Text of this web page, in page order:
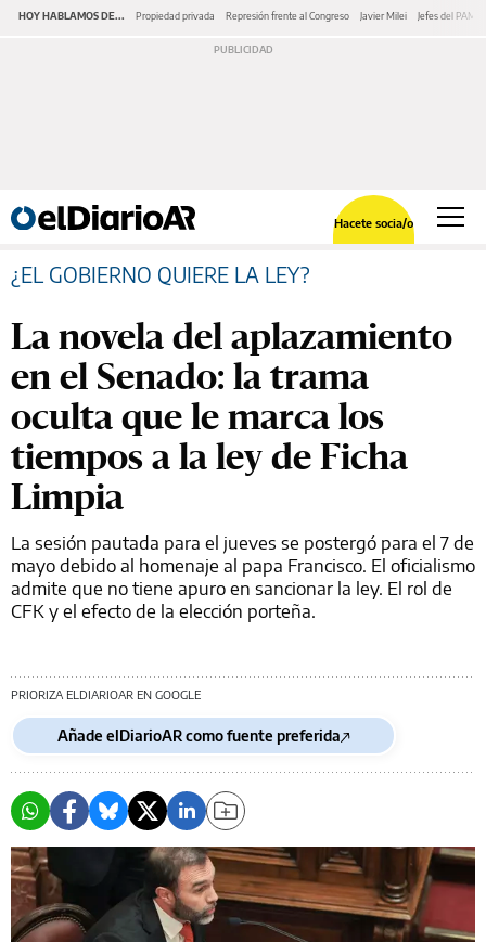
HOY HABLAMOS DE... Propiedad privada Represión frente al Congreso Javier Milei Jefes del PAMI
Hacete socia/o
¿EL GOBIERNO QUIERE LA LEY?
La novela del aplazamiento
en el Senado: la trama
oculta que le marca los
tiempos a la ley de Ficha
Limpia
La sesión pautada para el jueves se postergó para el 7 de
mayo debido al homenaje al papa Francisco. El oficialismo
admite que no tiene apuro en sancionar la ley. El rol de
CFK y el efecto de la elección porteña.
PRIORIZA ELDIARIOAR EN GOOGLE
Añade elDiarioAR como fuente preferida